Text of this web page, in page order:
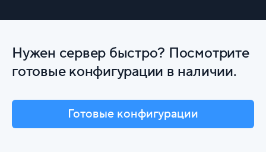
Нужен сервер быстро? Посмотрите
готовые конфигурации в наличии.
Готовые конфигурации